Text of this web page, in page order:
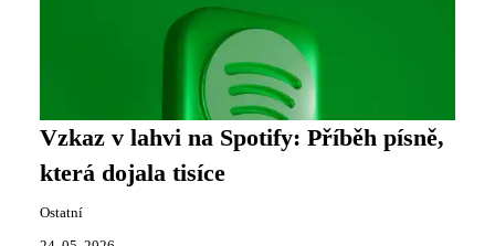
Vzkaz v lahvi na Spotify: Příběh písně,
která dojala tisíce
Ostatní